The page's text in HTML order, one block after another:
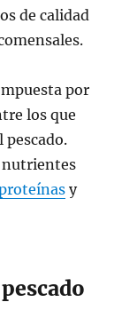
de calidad
por
los que
pescado.
nutrientes
y